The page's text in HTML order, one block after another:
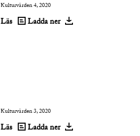
Kulturvärden 4, 2020
Läs Ladda ner
Kulturvärden 3, 2020
Läs Ladda ner